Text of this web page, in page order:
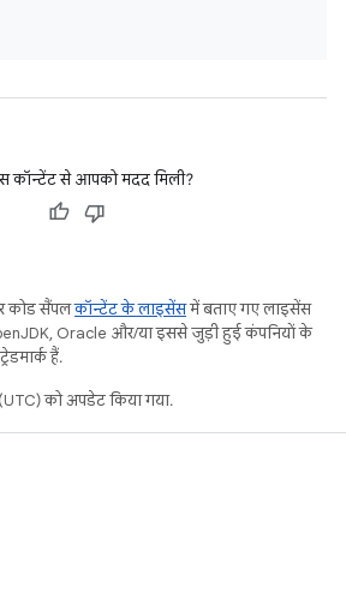
कॉन्टेंट से आपको मदद मिली?
कोड सैंपलकॉन्टेंट के लाइसेंसमें बताए गए लाइसेंस
Oracle और/या इससे जुड़ी हुई कंपनियों के
हैं.
को अपडेट किया गया.